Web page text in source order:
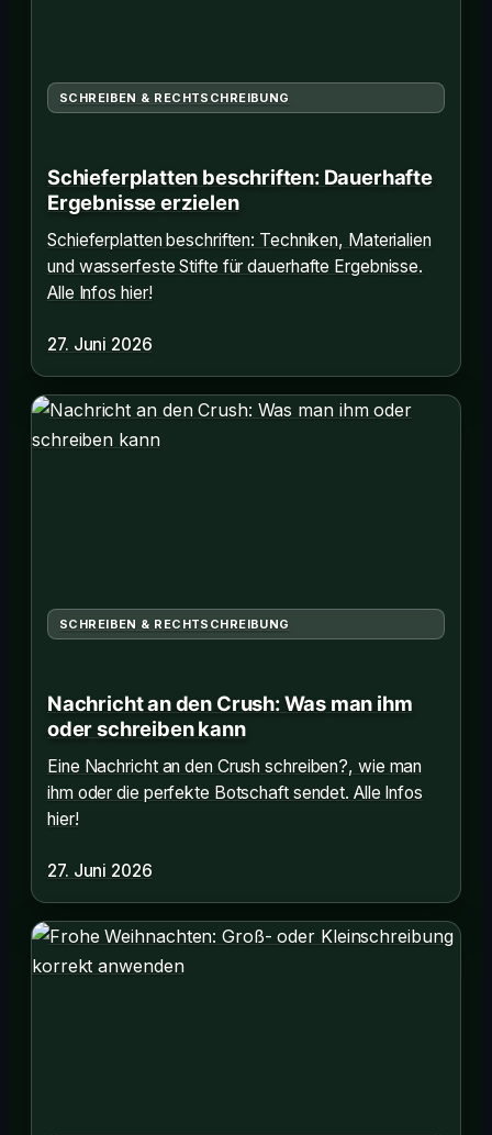
SCHREIBEN & RECHTSCHREIBUNG
Schieferplatten beschriften: Dauerhafte
Ergebnisse erzielen
Schieferplatten beschriften: Techniken, Materialien
und wasserfeste Stifte für dauerhafte Ergebnisse.
Alle Infos hier!
27. Juni 2026
SCHREIBEN & RECHTSCHREIBUNG
Nachricht an den Crush: Was man ihm
oder schreiben kann
Eine Nachricht an den Crush schreiben?, wie man
ihm oder die perfekte Botschaft sendet. Alle Infos
hier!
27. Juni 2026